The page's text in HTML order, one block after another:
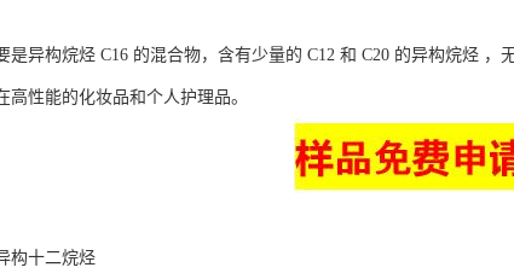
是异构烷烃 C16 的混合物，含有少量的 C12 和 C20 的异构烷烃 ，
高性能的化妆品和个人护理品。
构十二烷烃